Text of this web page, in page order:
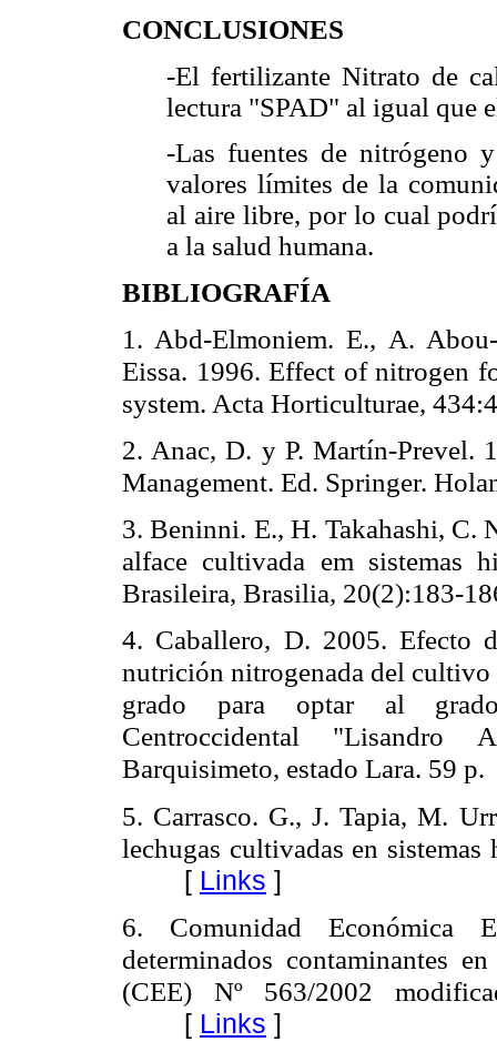
CONCLUSIONES
-El fertilizante Nitrato de
lectura "SPAD" al igual que
-Las fuentes de nitrógeno
valores límites de la
al aire libre, por lo cual
a la salud humana.
BIBLIOGRAFÍA
1. Abd-Elmoniem. E., A.
Eissa. 1996. Effect of nitrogen
system. Acta Horticulturae,
2. Anac, D. y P. Martín-Prevel.
Management. Ed. Springer.
3. Beninni. E., H. Takahashi, C.
alface cultivada em sistemas
Brasileira, Brasilia, 20(2):183-
4. Caballero, D. 2005. Efecto
nutrición nitrogenada del cultivo
grado para optar al grado
Centroccidental "Lisandro
Barquisimeto, estado Lara. 59 p.
5. Carrasco. G., J. Tapia, M.
lechugas cultivadas en
[ Links ]
6. Comunidad Económica
determinados contaminantes
(CEE) Nº 563/2002
[ Links ]